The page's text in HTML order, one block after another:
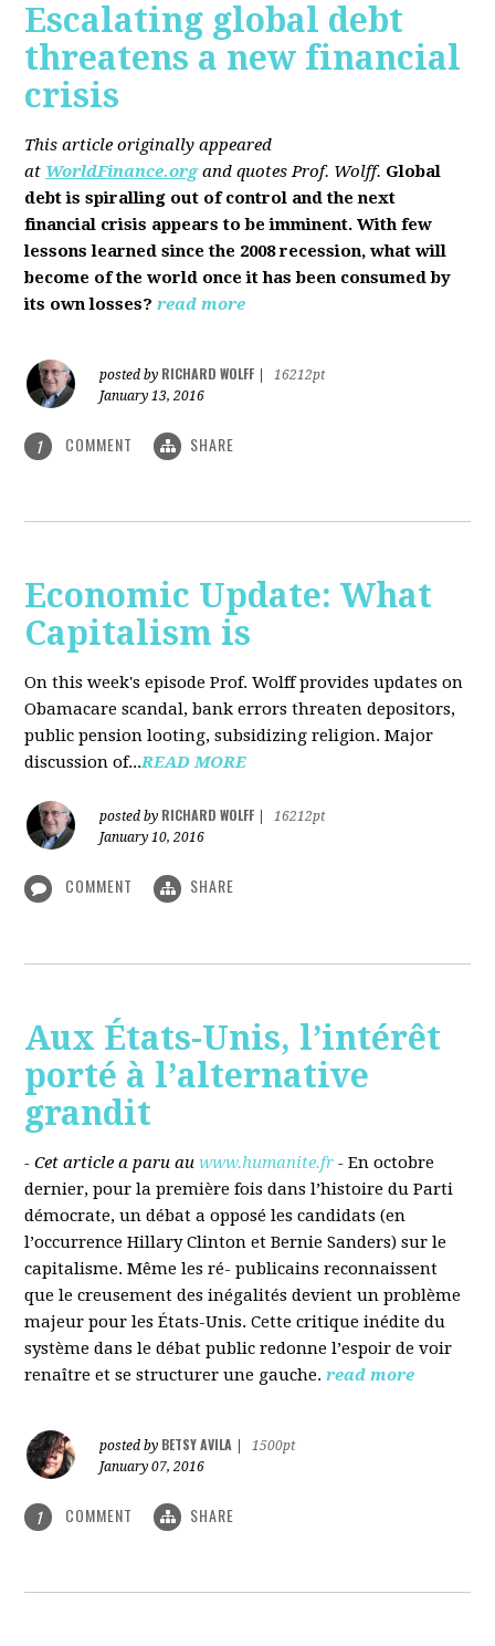
Escalating global debt
threatens a new financial
crisis
This article originally appeared
at WorldFinance.organd quotes Prof. Wolff. Global
debt is spiralling out of control and the next
financial crisis appears to be imminent. With few
lessons learned since the 2008 recession, what will
become of the world once it has been consumed by
its own losses? read more
posted by RICHARD WOLFF
16212pt
January 13, 2016
1 COMMENT SHARE
Economic Update: What
Capitalism is
On this week's episode Prof. Wolff provides updates on
Obamacare scandal, bank errors threaten depositors,
public pension looting, subsidizing religion. Major
discussion of...READ MORE
posted by RICHARD WOLFF
16212pt
January 10, 2016
COMMENT SHARE
Aux États-Unis, l’intérêt
porté à l’alternative
grandit
- Cet article a paru au www.humanite.fr - En octobre
dernier, pour la première fois dans l’histoire du Parti
démocrate, un débat a opposé les candidats (en
l’occurrence Hillary Clinton et Bernie Sanders) sur le
capitalisme. Même les ré- publicains reconnaissent
que le creusement des inégalités devient un problème
majeur pour les États-Unis. Cette critique inédite du
système dans le débat public redonne l’espoir de voir
renaître et se structurer une gauche. read more
posted by BETSY AVILA
1500pt
January 07, 2016
1 COMMENT SHARE